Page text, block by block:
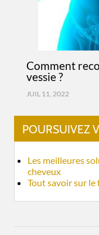
Comment
vessie ?
JUIL 11, 2022
POURSUIVEZ
Les meilleures
cheveux
Tout savoir sur